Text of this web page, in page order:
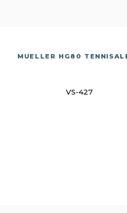
MUELLER HG80
VS-427